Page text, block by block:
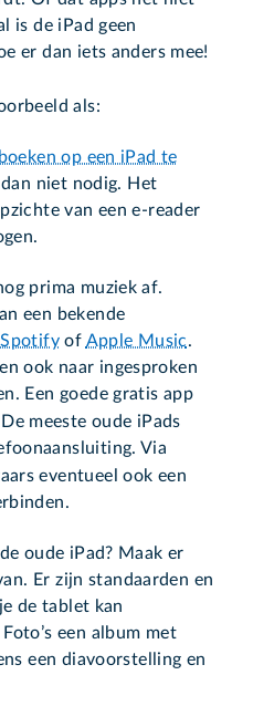
is de iPad geen
er dan iets anders mee!
als:
op een iPad te
niet nodig. Het
van een e-reader
prima muziek af.
een bekende
Spotify of Apple Music.
ook naar ingesproken
Een goede gratis app
meeste oude iPads
Via
eventueel ook een
oude iPad? Maak er
Er zijn standaarden en
de tablet kan
een album met
een diavoorstelling en